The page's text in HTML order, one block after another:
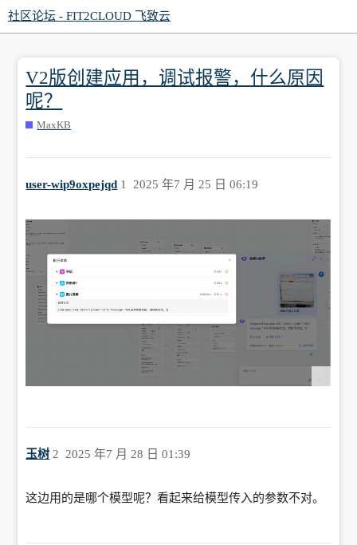
社区论坛 - FIT2CLOUD 飞致云
V2版创建应用，调试报警，什么原因
呢？
MaxKB
user-wip9oxpejqd 2025 年7 月 25 日 06:19
1
玉树 2025 年7 月 28 日 01:39
2
这边用的是哪个模型呢？看起来给模型传入的参数不对。